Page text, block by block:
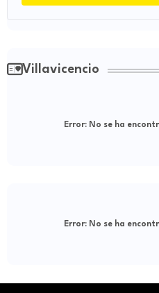
Villavicencio
Error:No se ha
Error:No se ha